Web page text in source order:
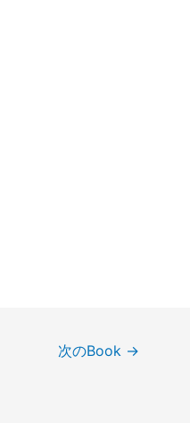
次のBook →